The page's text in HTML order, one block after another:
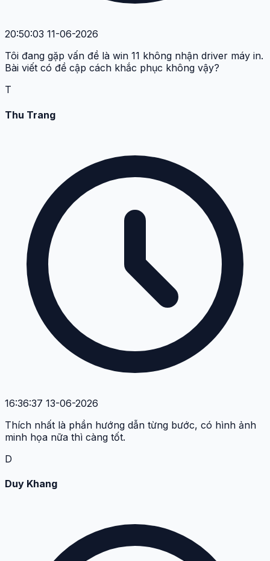
20:50:03 11-06-2026
Tôi đang gặp vấn đề là win 11 không nhận driver máy in.
Bài viết có đề cập cách khắc phục không vậy?
T
Thu Trang
16:36:37 13-06-2026
Thích nhất là phần hướng dẫn từng bước, có hình ảnh
minh họa nữa thì càng tốt.
D
Duy Khang